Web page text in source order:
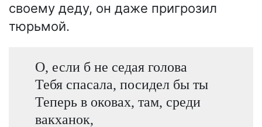
своему деду, он даже пригрозил
тюрьмой.
О, если б не седая голова
Тебя спасала, посидел бы ты
Теперь в оковах, там, среди
вакханок,